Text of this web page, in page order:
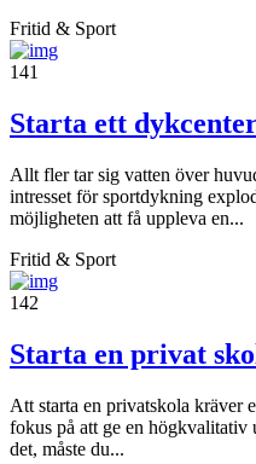
Fritid & Sport
141
Starta ett
Allt fler tar sig vatten över
intresset för sportdykning
möjligheten att få uppleva en...
Fritid & Sport
142
Starta en privat
Att starta en privatskola kräver
fokus på att ge en
det, måste du...